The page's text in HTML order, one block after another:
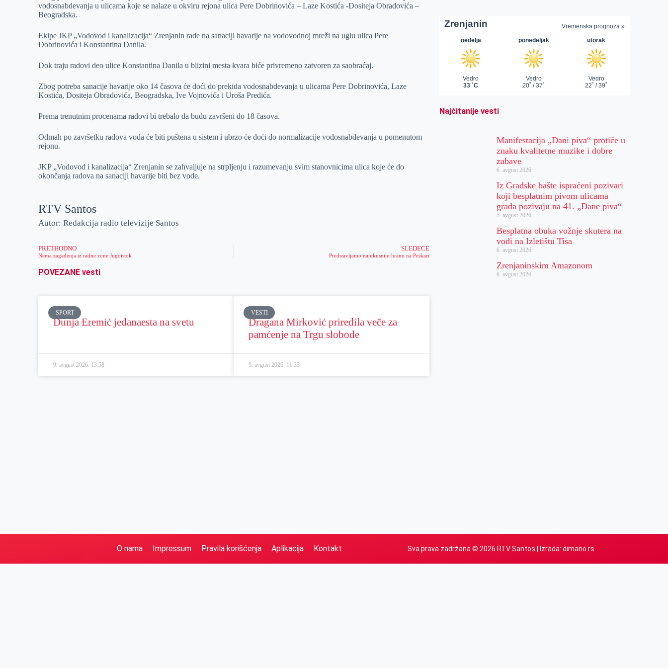
r
n
A
p
i
vodosnabdevanja u ulicama koje se nalaze u okviru rejona ulica Pere Dobrinovića – Laze Kostića -Dositeja Obradovića –
Beogradska.
Ekipe JKP „Vodovod i kanalizacija“ Zrenjanin rade na sanaciji havarije na vodovodnoj mreži na uglu ulica Pere
Dobrinovića i Konstantina Danila.
Dok traju radovi deo ulice Konstantina Danila u blizini mesta kvara biće privremeno zatvoren za saobraćaj.
Zbog potreba sanacije havarije oko 14 časova će doći do prekida vodosnabdevanja u ulicama Pere Dobrinovića, Laze
Kostića, Dositeja Obradovića, Beogradska, Ive Vojnovića i Uroša Predića.
Prema trenutnim procenama radovi bi trebalo da budu završeni do 18 časova.
Odmah po završetku radova voda će biti puštena u sistem i ubrzo će doći do normalizacije vodosnabdevanja u pomenutom
rejonu.
JKP „Vodovod i kanalizacija“ Zrenjanin se zahvaljuje na strpljenju i razumevanju svim stanovnicima ulica koje će do
okončanja radova na sanaciji havarije biti bez vode.
RTV Santos
Autor: Redakcija radio televizije Santos
PRETHODNO
Nema zagađenja iz radne zone Jugoistok
SLEDEĆE
Predstavljamo najukusniju hranu na Peskari
POVEZANE vesti
SPORT
Dunja Eremić jedanaesta na svetu
9. avgust 2026. 13:58
VESTI
Dragana Mirković priredila veče za
pamćenje na Trgu slobode
9. avgust 2026. 11:33
Najčitanije vesti
Manifestacija „Dani piva“ protiče u
znaku kvalitetne muzike i dobre
zabave
6. avgust 2026.
Iz Gradske bašte ispraćeni pozivari
koji besplatnim pivom ulicama
grada pozivaju na 41. „Dane piva“
5. avgust 2026.
Besplatna obuka vožnje skutera na
vodi na Izletištu Tisa
6. avgust 2026.
Zrenjaninskim Amazonom
6. avgust 2026.
O nama Impressum Pravila korišćenja Aplikacija Kontakt Sva prava zadržana © 2026 RTV Santos | Izrada: dimano.rs